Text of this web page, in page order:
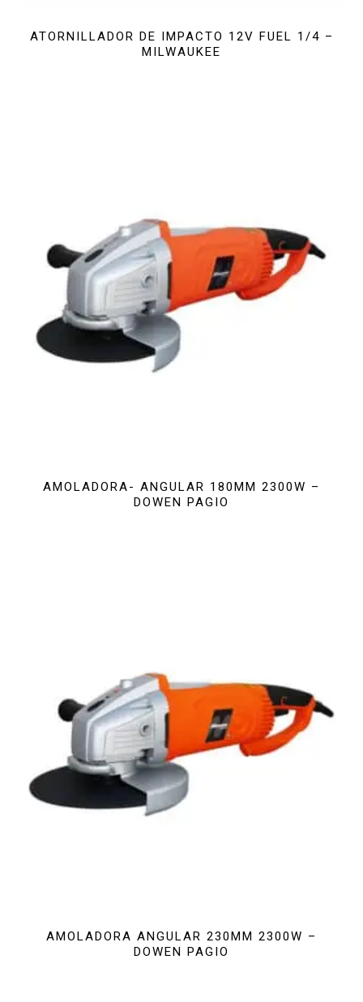
ATORNILLADOR DE IMPACTO 12V FUEL 1/4 –
MILWAUKEE
AMOLADORA- ANGULAR 180MM 2300W –
DOWEN PAGIO
AMOLADORA ANGULAR 230MM 2300W –
DOWEN PAGIO